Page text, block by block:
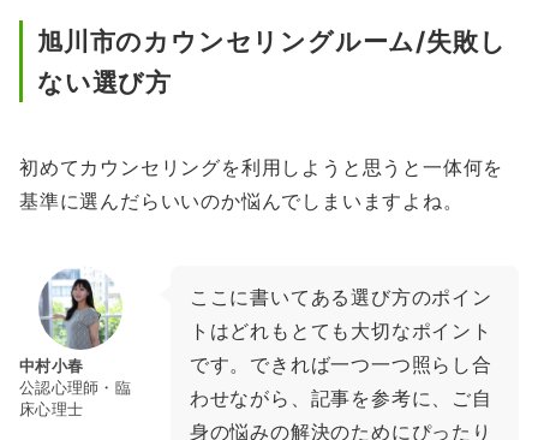
旭川市のカウンセリングルーム/失敗し
ない選び方
初めてカウンセリングを利用しようと思うと一体何を
基準に選んだらいいのか悩んでしまいますよね。
中村小春
公認心理師・臨
床心理士
ここに書いてある選び方のポイン
トはどれもとても大切なポイント
です。できれば一つ一つ照らし合
わせながら、記事を参考に、ご自
身の悩みの解決のためにぴったり